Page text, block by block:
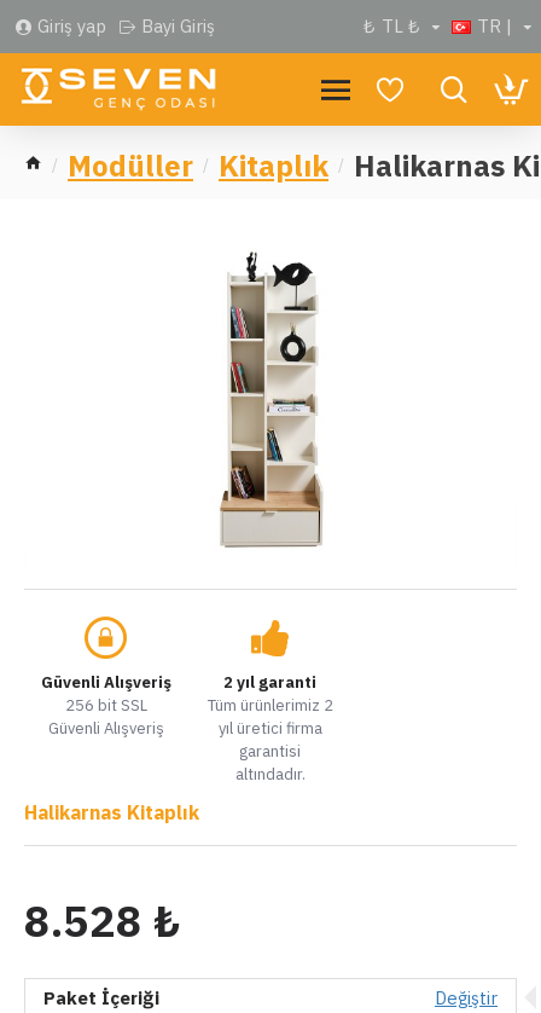
Giriş yap Bayi Giriş ₺ TL ₺ TR |
Modüller Kitaplık Halikarnas
Güvenli Alışveriş
256 bit SSL
Güvenli Alışveriş
2 yıl garanti
Tüm ürünlerimiz 2
yıl üretici firma
garantisi
altındadır.
Halikarnas Kitaplık
8.528 ₺
Paket İçeriği
Değiştir